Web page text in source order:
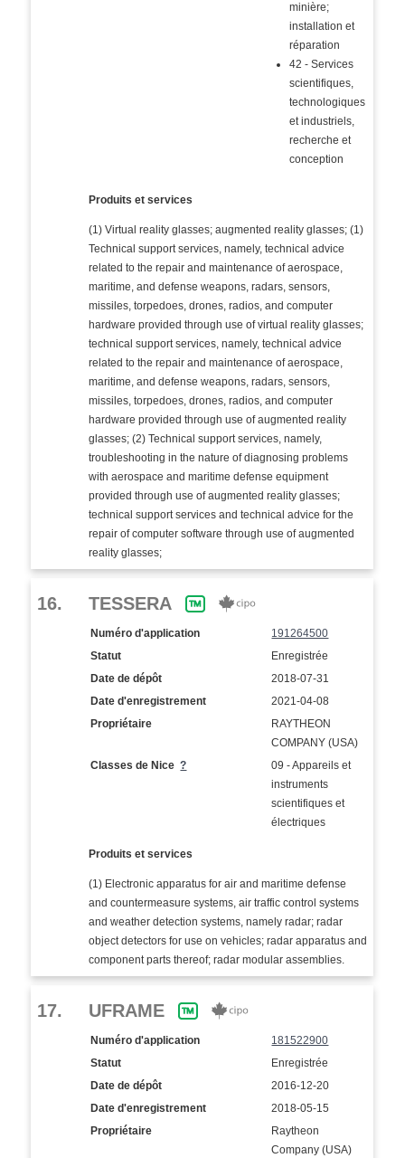
minière;
installation et
réparation
42 - Services
scientifiques,
technologiques
et industriels,
recherche et
conception
Produits et services
(1) Virtual reality glasses; augmented reality glasses; (1)
Technical support services, namely, technical advice
related to the repair and maintenance of aerospace,
maritime, and defense weapons, radars, sensors,
missiles, torpedoes, drones, radios, and computer
hardware provided through use of virtual reality glasses;
technical support services, namely, technical advice
related to the repair and maintenance of aerospace,
maritime, and defense weapons, radars, sensors,
missiles, torpedoes, drones, radios, and computer
hardware provided through use of augmented reality
glasses; (2) Technical support services, namely,
troubleshooting in the nature of diagnosing problems
with aerospace and maritime defense equipment
provided through use of augmented reality glasses;
technical support services and technical advice for the
repair of computer software through use of augmented
reality glasses;
16. TESSERA
Numéro d'application
191264500
Statut
Enregistrée
Date de dépôt
2018-07-31
Date d'enregistrement
2021-04-08
Propriétaire
RAYTHEON
COMPANY (USA)
Classes de Nice?
09 - Appareils et
instruments
scientifiques et
électriques
Produits et services
(1) Electronic apparatus for air and maritime defense
and countermeasure systems, air traffic control systems
and weather detection systems, namely radar; radar
object detectors for use on vehicles; radar apparatus and
component parts thereof; radar modular assemblies.
17. UFRAME
Numéro d'application
181522900
Statut
Enregistrée
Date de dépôt
2016-12-20
Date d'enregistrement
2018-05-15
Propriétaire
Raytheon
Company (USA)